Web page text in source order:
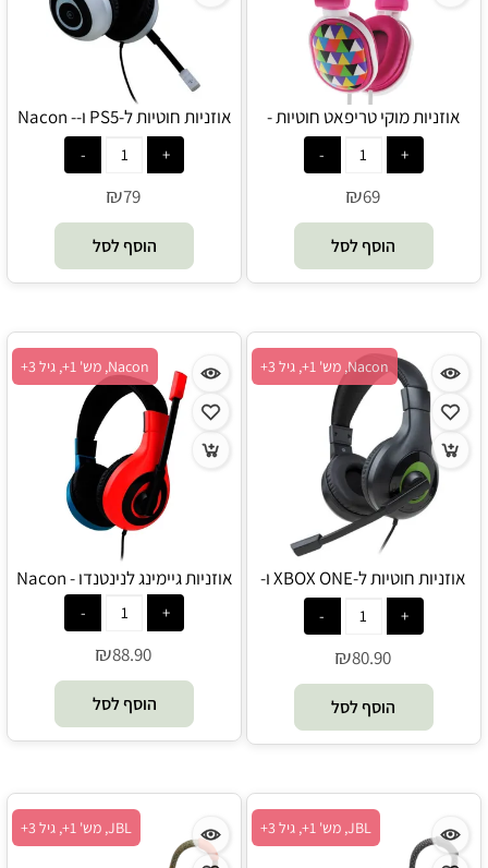
אוזניות מוקי טריפאט חוטיות -
₪69
הוסף לסל
אוזניות חוטיות ל-PS5 ו-Nacon -
₪79
הוסף לסל
Nacon, מש' 1+, גיל 3+
אוזניות חוטיות ל-XBOX ONE ו-
Nacon - XBOX
₪80.90
הוסף לסל
Nacon, מש' 1+, גיל 3+
אוזניות גיימינג לנינטנדו - Nacon
₪88.90
הוסף לסל
JBL, מש' 1+, גיל 3+ JBL, מש' 1+, גיל 3+